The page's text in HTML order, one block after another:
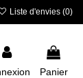
Liste d'envies (0)
Panier